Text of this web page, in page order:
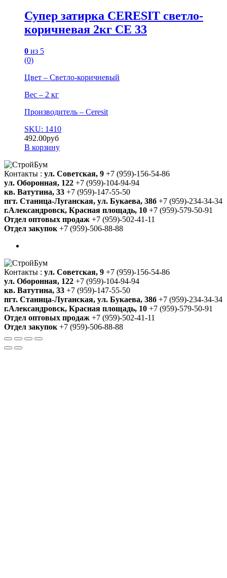
Супер затирка CERESIT светло-
коричневая 2кг СЕ 33
0 из 5
(0)
Цвет – Светло-коричневый
Вес – 2 кг
Производитель – Ceresit
SKU: 1410
492.00руб
В корзину
Контакты : ул. Советская, 9 +7 (959)-156-54-86
ул. Оборонная, 122 +7 (959)-104-94-94
кв. Ватутина, 33 +7 (959)-147-55-50
пгт. Станица-Луганская, ул. Букаева, 38б +7 (959)-234-34-34
г.Александровск, Красная площадь, 10 +7 (959)-579-50-91
Отдел оптовых продаж +7 (959)-502-41-11
Отдел закупок +7 (959)-506-88-88
Контакты : ул. Советская, 9 +7 (959)-156-54-86
ул. Оборонная, 122 +7 (959)-104-94-94
кв. Ватутина, 33 +7 (959)-147-55-50
пгт. Станица-Луганская, ул. Букаева, 38б +7 (959)-234-34-34
г.Александровск, Красная площадь, 10 +7 (959)-579-50-91
Отдел оптовых продаж +7 (959)-502-41-11
Отдел закупок +7 (959)-506-88-88